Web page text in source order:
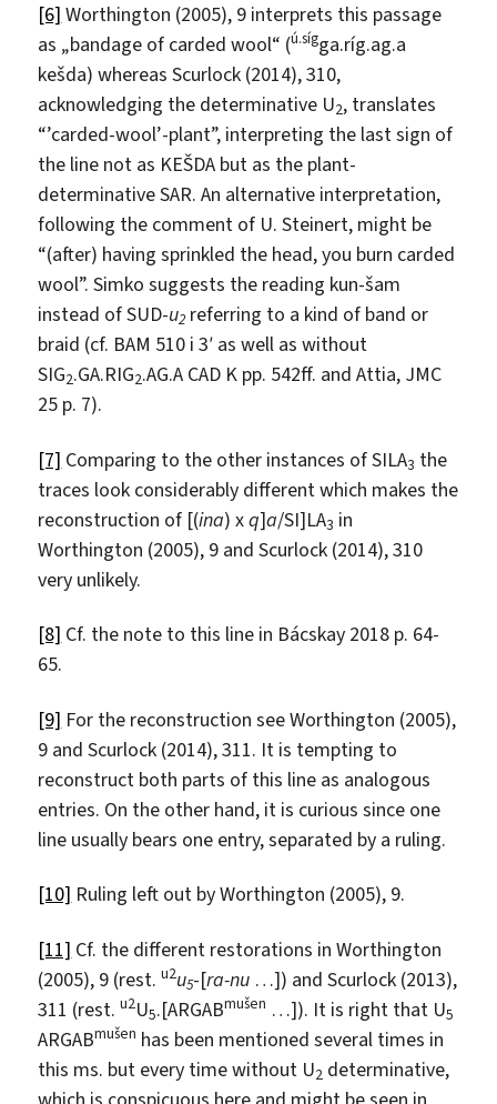
[6] Worthington (2005), 9 interprets this passage
as „bandage of carded wool“ (ú.sígga.ríg.ag.a
kešda) whereas Scurlock (2014), 310,
acknowledging the determinative U2, translates
“’carded-wool’-plant”, interpreting the last sign of
the line not as KEŠDA but as the plant-
determinative SAR. An alternative interpretation,
following the comment of U. Steinert, might be
“(after) having sprinkled the head, you burn carded
wool”. Simko suggests the reading kun-šam
instead of SUD-u2 referring to a kind of band or
braid (cf. BAM 510 i 3′ as well as without
SIG2.GA.RIG2.AG.A CAD K pp. 542ff. and Attia, JMC
25 p. 7).
[7] Comparing to the other instances of SILA3 the
traces look considerably different which makes the
reconstruction of [(ina) xq]a/SI]LA3 in
Worthington (2005), 9 and Scurlock (2014), 310
very unlikely.
[8] Cf. the note to this line in Bácskay 2018 p. 64-
65.
[9] For the reconstruction see Worthington (2005),
9 and Scurlock (2014), 311. It is tempting to
reconstruct both parts of this line as analogous
entries. On the other hand, it is curious since one
line usually bears one entry, separated by a ruling.
[10] Ruling left out by Worthington (2005), 9.
[11] Cf. the different restorations in Worthington
(2005), 9 (rest.u2u5-[ra-nu …]) and Scurlock (2013),
311 (rest.u2U5.[ARGABmušen …]). It is right that U5
ARGABmušen has been mentioned several times in
this ms. but every time without U2 determinative,